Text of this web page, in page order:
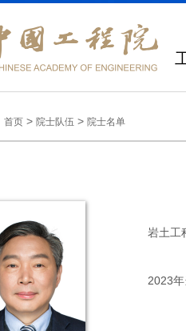
首页> 院士队伍 > 院士名单
岩土工程
2023年当